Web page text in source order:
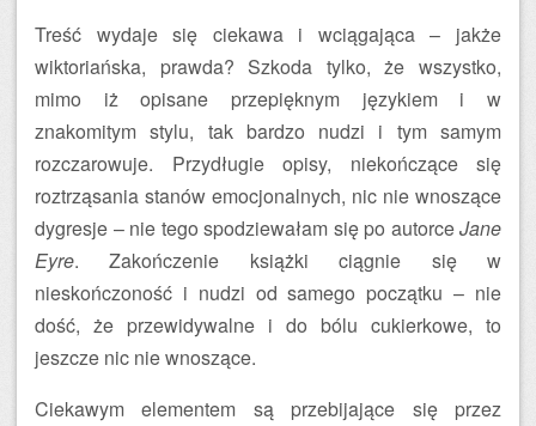
Treść wydaje się ciekawa i wciągająca – jakże
wiktoriańska, prawda? Szkoda tylko, że wszystko,
mimo iż opisane przepięknym językiem i w
znakomitym stylu, tak bardzo nudzi i tym samym
rozczarowuje. Przydługie opisy, niekończące się
roztrząsania stanów emocjonalnych, nic nie wnoszące
dygresje – nie tego spodziewałam się po autorceJane
Eyre. Zakończenie książki ciągnie się w
nieskończoność i nudzi od samego początku – nie
dość, że przewidywalne i do bólu cukierkowe, to
jeszcze nic nie wnoszące.
Ciekawym elementem są przebijające się przez